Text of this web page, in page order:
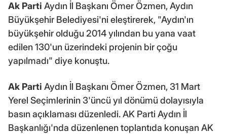
Ak Parti Aydın İl Başkanı Ömer Özmen, Aydın
Büyükşehir Belediyesi'ni eleştirerek, "Aydın'ın
büyükşehir olduğu 2014 yılından bu yana vaat
edilen 130'un üzerindeki projenin bir çoğu
yapılmadı" diye konuştu.
Ak Parti Aydın İl Başkanı Ömer Özmen, 31 Mart
Yerel Seçimlerinin 3'üncü yıl dönümü dolayısıyla
basın açıklaması düzenledi. AK Parti Aydın İl
Başkanlığı'nda düzenlenen toplantıda konuşan AK